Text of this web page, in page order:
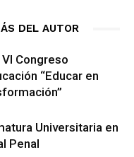
DEL AUTOR
Congreso
“Educar en
Universitaria en
Penal